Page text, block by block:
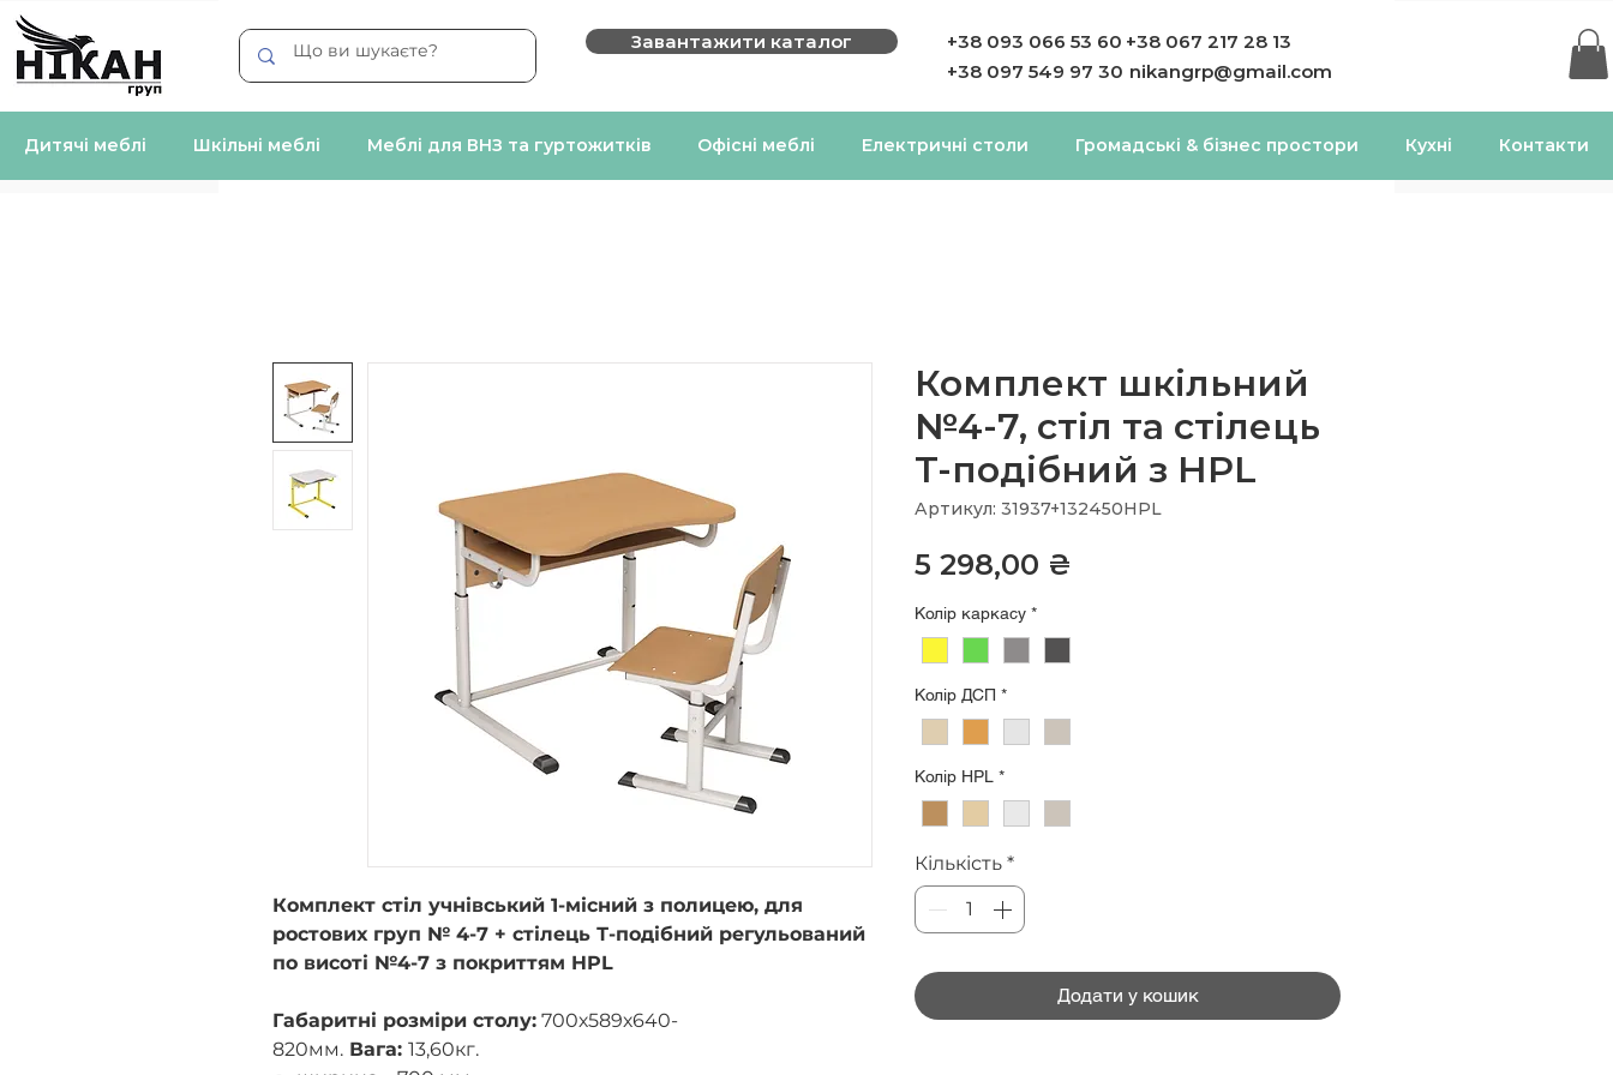
Завантажити каталог
+38 093 066 53 60
+38 097 549 97 30
+38 067 217 28 13
nikangrp@gmail.com
Дитячі меблі Шкільні меблі Меблі для ВНЗ та гуртожитків Офісні меблі Електричні столи Громадські & бізнес простори Кухні Контакти
Комплект стіл учнівський 1-місний з полицею, для
ростових груп № 4-7 + стілець Т-подібний регульований
по висоті №4-7 з покриттям HPL
Габаритні розміри столу: 700х589х640-
820мм. Вага: 13,60кг.
Комплект шкільний
№4-7, стіл та стілець
Т-подібний з HPL
Артикул: 31937+132450HPL
5 298,00 ₴
Колір каркасу *
Колір ДСП *
Колір HPL *
Кількість *
Додати у кошик